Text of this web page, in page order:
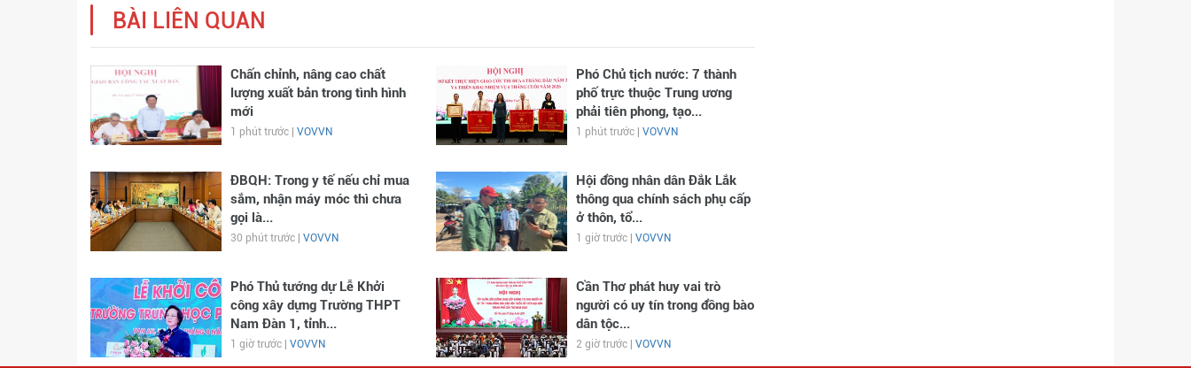
BÀI LIÊN QUAN
Chấn chỉnh, nâng cao chất
lượng xuất bản trong tình hình
mới
1 phút trước | VOVVN
Phó Chủ tịch nước: 7 thành
phố trực thuộc Trung ương
phải tiên phong, tạo...
1 phút trước | VOVVN
ĐBQH: Trong y tế nếu chỉ mua
sắm, nhận máy móc thì chưa
gọi là...
30 phút trước | VOVVN
Hội đồng nhân dân Đắk Lắk
thông qua chính sách phụ cấp
ở thôn, tổ...
1 giờ trước | VOVVN
Phó Thủ tướng dự Lễ Khởi
công xây dựng Trường THPT
Nam Đàn 1, tỉnh...
1 giờ trước | VOVVN
Cần Thơ phát huy vai trò
người có uy tín trong đồng bào
dân tộc...
2 giờ trước | VOVVN